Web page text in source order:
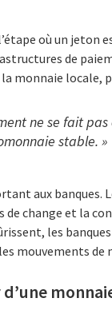
où un
de
monnaie locale,
ne se fait
stable. »
aux banques.
change et la
les
mouvements